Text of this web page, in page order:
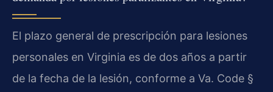
El plazo general de prescripción para lesiones
personales en Virginia es de dos años a partir
de la fecha de la lesión, conforme a Va. Code §